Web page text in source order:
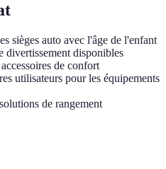
sièges auto avec l'âge de l'enfant
divertissement disponibles
de confort
utilisateurs pour les équipements
de rangement